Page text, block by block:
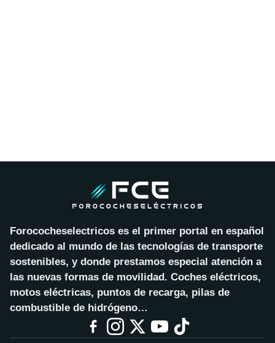
Forococheselectricos es el primer portal en español
dedicado al mundo de las tecnologías de transporte
sostenibles, y donde prestamos especial atención a
las nuevas formas de movilidad. Coches eléctricos,
motos eléctricas, puntos de recarga, pilas de
combustible de hidrógeno…